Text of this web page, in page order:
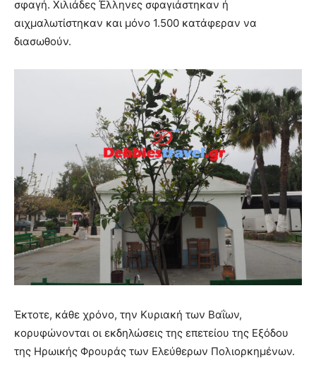
σφαγή. Χιλιάδες Έλληνες σφαγιάστηκαν ή
αιχμαλωτίστηκαν και μόνο 1.500 κατάφεραν να
διασωθούν.
Έκτοτε, κάθε χρόνο, την Κυριακή των Βαΐων,
κορυφώνονται οι εκδηλώσεις της επετείου της Εξόδου
της Ηρωικής Φρουράς των Ελεύθερων Πολιορκημένων.